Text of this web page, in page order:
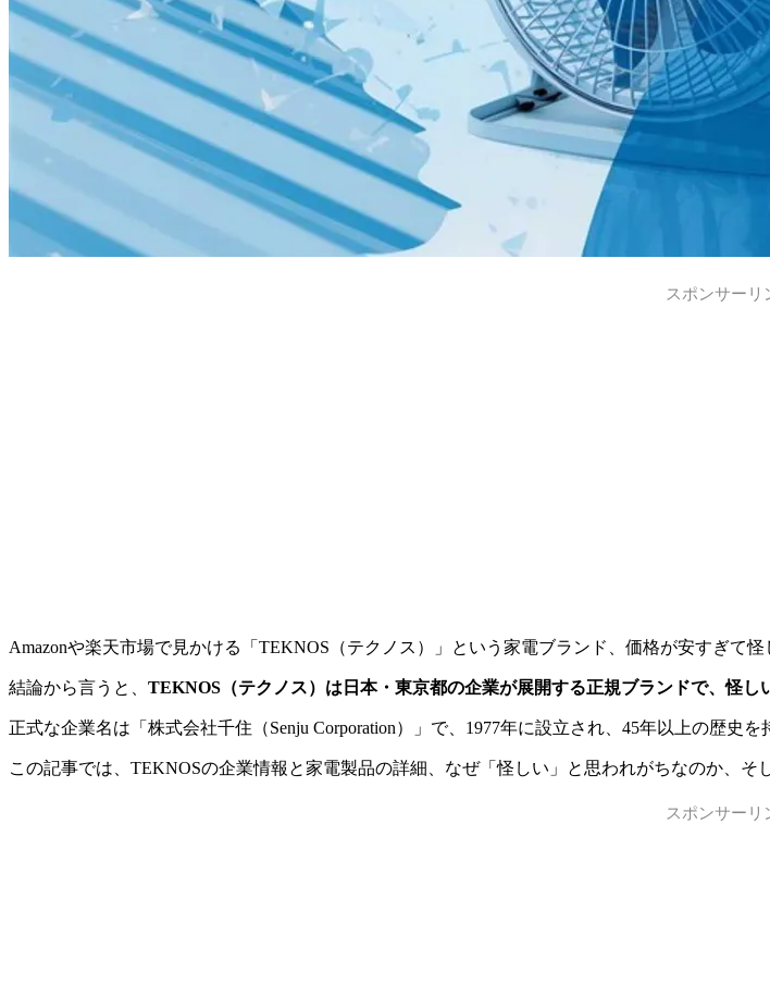
スポンサーリ
Amazonや楽天市場で見かける「TEKNOS（テクノス）」という家電ブランド、価格が安すぎて
結論から言うと、 TEKNOS（テクノス）は日本・東京都の企業が展開する正規ブランドで、怪し
正式な企業名は「株式会社千住（Senju Corporation）」で、1977年に設立され、45年以上の歴史を
この記事では、TEKNOSの企業情報と家電製品の詳細、なぜ「怪しい」と思われがちなのか、そ
スポンサーリ